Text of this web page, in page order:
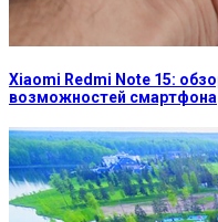
Xiaomi Redmi Note 15:
возможностей смартфона